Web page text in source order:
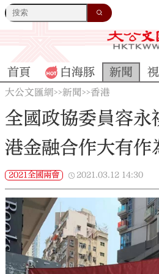
首頁 白海豚 新聞
大公文匯網>>新聞>>香港
全國政協委員容永
港金融合作大有作
2021全國兩會 2021.03.12 14:30